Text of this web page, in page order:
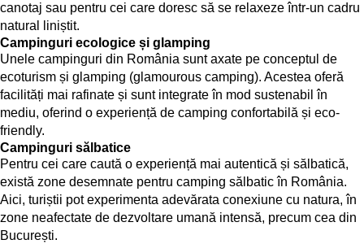
canotaj sau pentru cei care doresc să se relaxeze într-un cadru
natural liniștit.
Campinguri ecologice și glamping
Unele campinguri din România sunt axate pe conceptul de
ecoturism și glamping (glamourous camping). Acestea oferă
facilități mai rafinate și sunt integrate în mod sustenabil în
mediu, oferind o experiență de camping confortabilă și eco-
friendly.
Campinguri sălbatice
Pentru cei care caută o experiență mai autentică și sălbatică,
există zone desemnate pentru camping sălbatic în România.
Aici, turiștii pot experimenta adevărata conexiune cu natura, în
zone neafectate de dezvoltare umană intensă, precum cea din
București.